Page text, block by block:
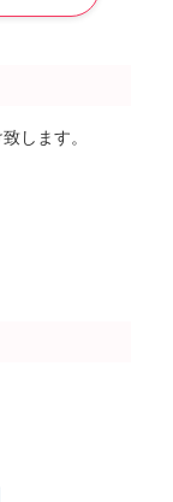
します。